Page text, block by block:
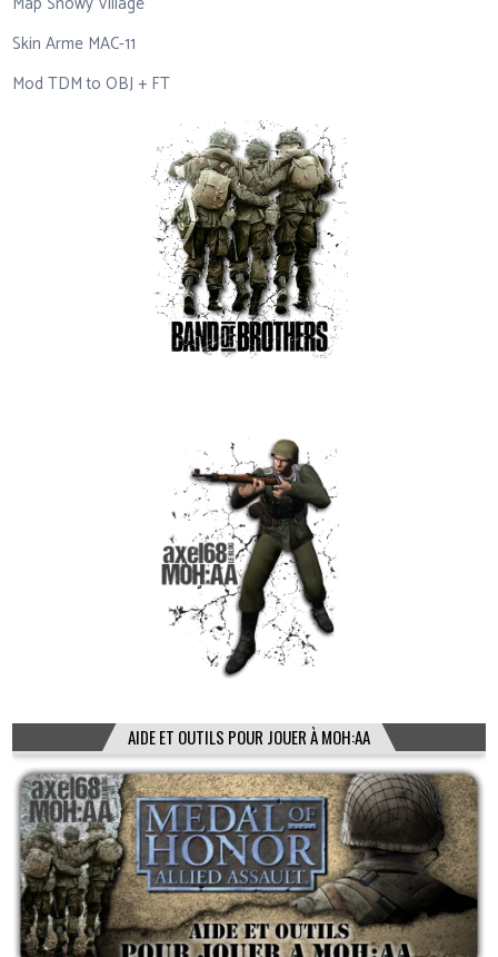
Skin Arme MAC-11
Mod TDM to OBJ + FT
AIDE ET OUTILS POUR JOUER À MOH:AA